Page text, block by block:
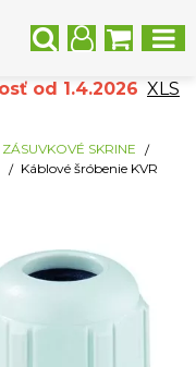
od 1.4.2026 XLS
ZÁSUVKOVÉ SKRINE
Káblové šróbenie KVR